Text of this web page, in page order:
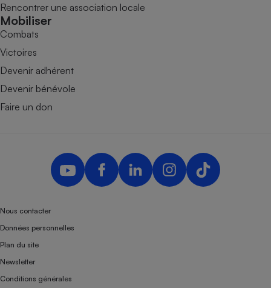
Rencontrer une association locale
Mobiliser
Combats
Victoires
Devenir adhérent
Devenir bénévole
Faire un don
Nous contacter
Données personnelles
Plan du site
Newsletter
Conditions générales